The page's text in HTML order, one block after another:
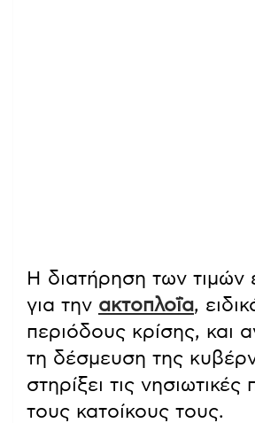
Η διατήρηση των τιμών
για την ακτοπλοΐα,
περιόδους κρίσης, και
τη δέσμευση της
στηρίξει τις νησιωτικές
τους κατοίκους τους.